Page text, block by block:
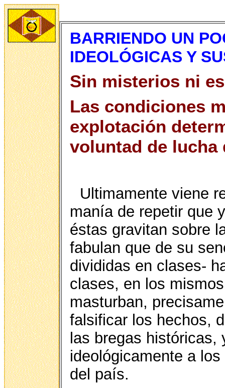
BARRIENDO UN
IDEOLÓGICAS Y
Sin misterios ni
Las condiciones
explotación
voluntad de lucha
Ultimamente viene
manía de repetir que
éstas gravitan sobre
fabulan que de su
divididas en clases-
clases, en los
masturban,
falsificar los hechos,
las bregas
ideológicamente a
del país.